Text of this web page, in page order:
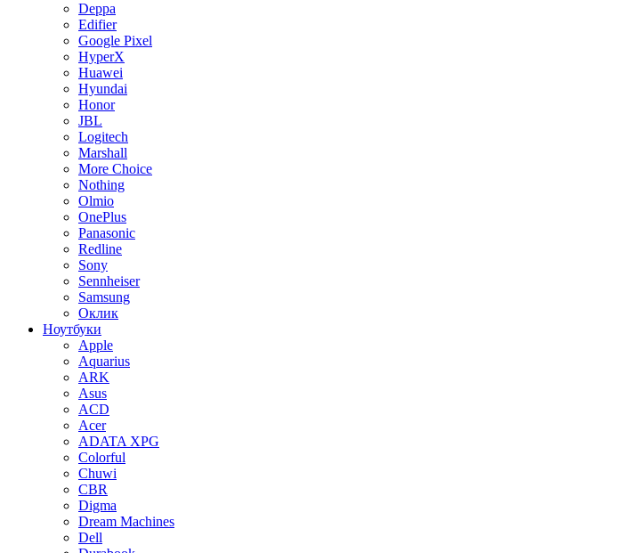
Deppa
Edifier
Google Pixel
HyperX
Huawei
Hyundai
Honor
JBL
Logitech
Marshall
More Choice
Nothing
Olmio
OnePlus
Panasonic
Redline
Sony
Sennheiser
Samsung
Оклик
Ноутбуки
Apple
Aquarius
ARK
Asus
ACD
Acer
ADATA XPG
Colorful
Chuwi
CBR
Digma
Dream Machines
Dell